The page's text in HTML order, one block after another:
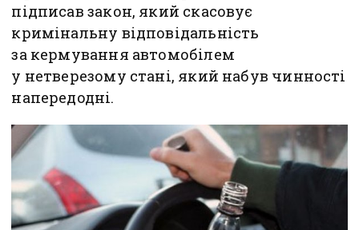
підписав закон, який скасовує
кримінальну відповідальність
за кермування автомобілем
у нетверезому стані, який набув чинності
напередодні.